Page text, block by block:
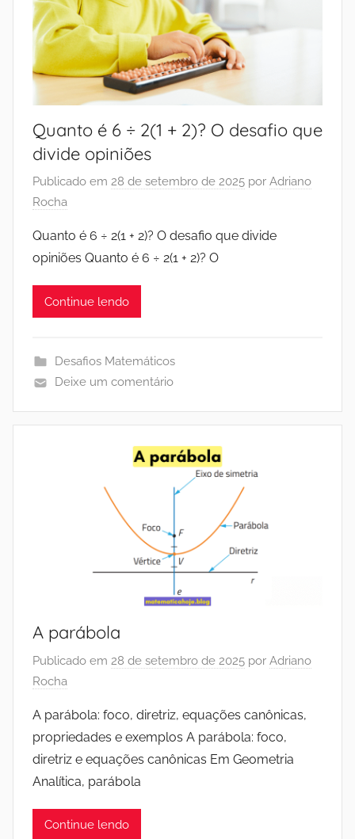
Quanto é 6 ÷ 2(1 + 2)? O desafio que
divide opiniões
Publicado em 28 de setembro de 2025 por Adriano
Rocha
Quanto é 6 ÷ 2(1 + 2)? O desafio que divide
opiniões Quanto é 6 ÷ 2(1 + 2)? O
Continue lendo
Desafios Matemáticos
Deixe um comentário
A parábola
Publicado em 28 de setembro de 2025 por Adriano
Rocha
A parábola: foco, diretriz, equações canônicas,
propriedades e exemplos A parábola: foco,
diretriz e equações canônicas Em Geometria
Analítica, parábola
Continue lendo